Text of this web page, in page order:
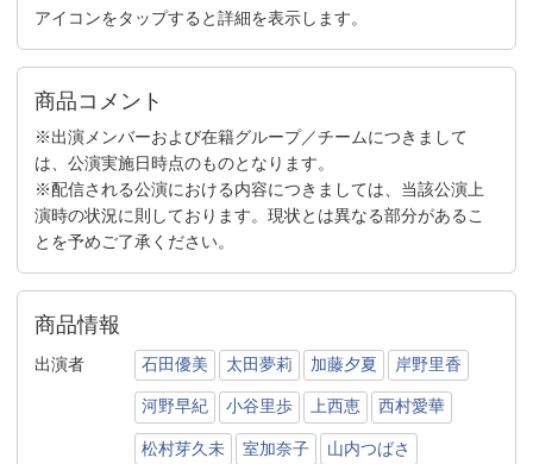
アイコンをタップすると詳細を表示します。
商品コメント
※出演メンバーおよび在籍グループ／チームにつきまして
は、公演実施日時点のものとなります。
※配信される公演における内容につきましては、当該公演上
演時の状況に則しております。現状とは異なる部分があるこ
とを予めご了承ください。
商品情報
出演者 石田優美 太田夢莉 加藤夕夏 岸野里香
河野早紀 小谷里歩 上西恵 西村愛華
松村芽久未 室加奈子 山内つばさ